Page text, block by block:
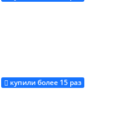
Купить
купили более 15 раз